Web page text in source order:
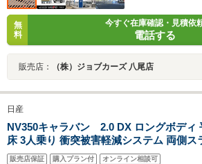
無
料
今すぐ在庫確認・見積依
電話する
販売店： （株）ジョブカーズ 八尾店
日産
NV350キャラバン 2.0 DX ロングボデ
床 3人乗り 衝突被害軽減システム 両側ス
ESC エアコン パワーステアリング パワー
販売店保証 購入プラン付 オンライン相談可